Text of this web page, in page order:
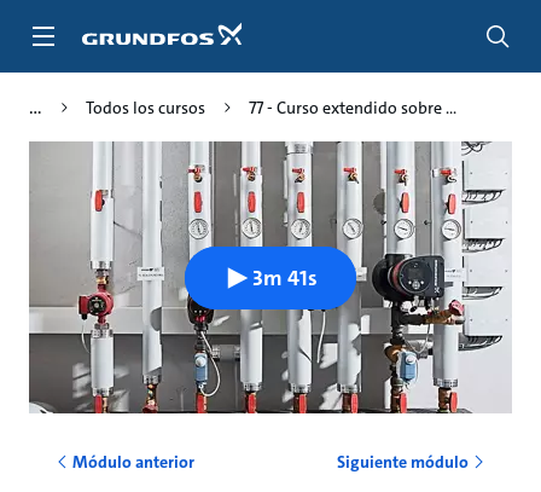
Todos los cursos 77 - Curso extendido sobre ...
3m 41s
Módulo anterior Siguiente módulo